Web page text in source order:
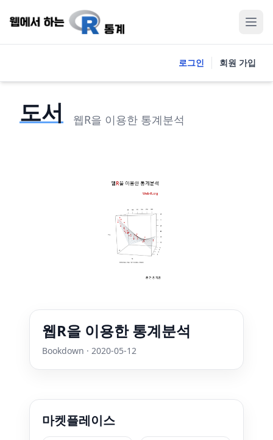
로그인 회원 가입
도서 웹R을 이용한 통계분석
웹R을 이용한 통계분석
Bookdown · 2020-05-12
마켓플레이스